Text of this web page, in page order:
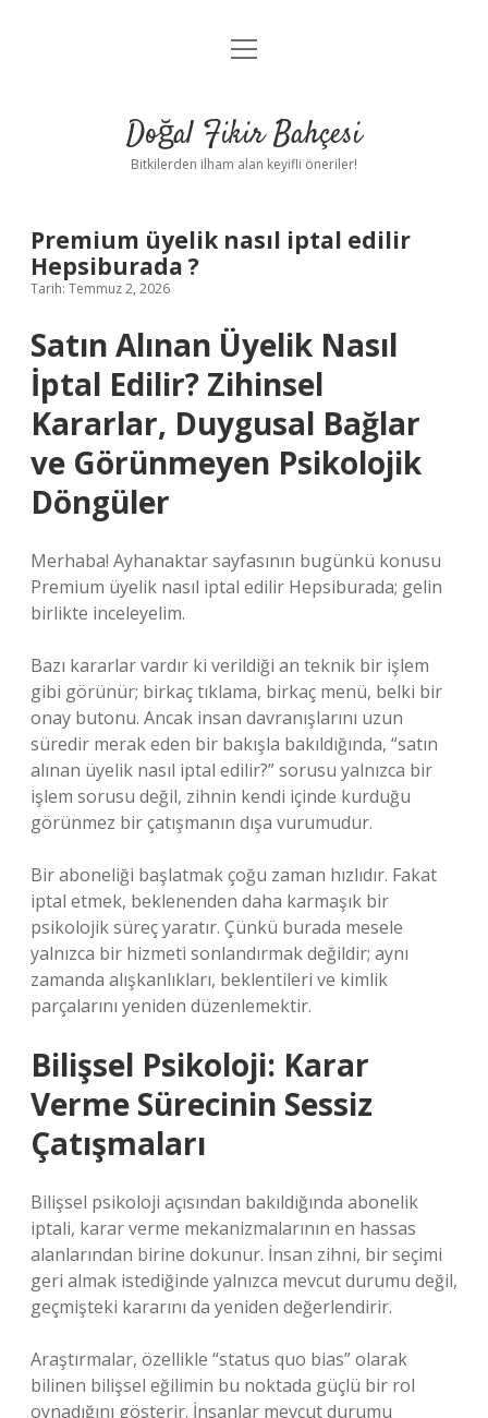
Anasayfa
Yasal Uyarı
menüyü
Doğal Fikir Bahçesi
Bitkilerden ilham alan keyifli öneriler!
Premium üyelik nasıl iptal edilir
Hepsiburada ?
Tarih: Temmuz 2, 2026
Satın Alınan Üyelik Nasıl
İptal Edilir? Zihinsel
Kararlar, Duygusal Bağlar
ve Görünmeyen Psikolojik
Döngüler
Merhaba! Ayhanaktar sayfasının bugünkü konusu
Premium üyelik nasıl iptal edilir Hepsiburada; gelin
birlikte inceleyelim.
Bazı kararlar vardır ki verildiği an teknik bir işlem
gibi görünür; birkaç tıklama, birkaç menü, belki bir
onay butonu. Ancak insan davranışlarını uzun
süredir merak eden bir bakışla bakıldığında, “satın
alınan üyelik nasıl iptal edilir?” sorusu yalnızca bir
işlem sorusu değil, zihnin kendi içinde kurduğu
görünmez bir çatışmanın dışa vurumudur.
Bir aboneliği başlatmak çoğu zaman hızlıdır. Fakat
iptal etmek, beklenenden daha karmaşık bir
psikolojik süreç yaratır. Çünkü burada mesele
yalnızca bir hizmeti sonlandırmak değildir; aynı
zamanda alışkanlıkları, beklentileri ve kimlik
parçalarını yeniden düzenlemektir.
Bilişsel Psikoloji: Karar
Verme Sürecinin Sessiz
Çatışmaları
Bilişsel psikoloji açısından bakıldığında abonelik
iptali, karar verme mekanizmalarının en hassas
alanlarından birine dokunur. İnsan zihni, bir seçimi
geri almak istediğinde yalnızca mevcut durumu değil,
geçmişteki kararını da yeniden değerlendirir.
Araştırmalar, özellikle “status quo bias” olarak
bilinen bilişsel eğilimin bu noktada güçlü bir rol
oynadığını gösterir. İnsanlar mevcut durumu